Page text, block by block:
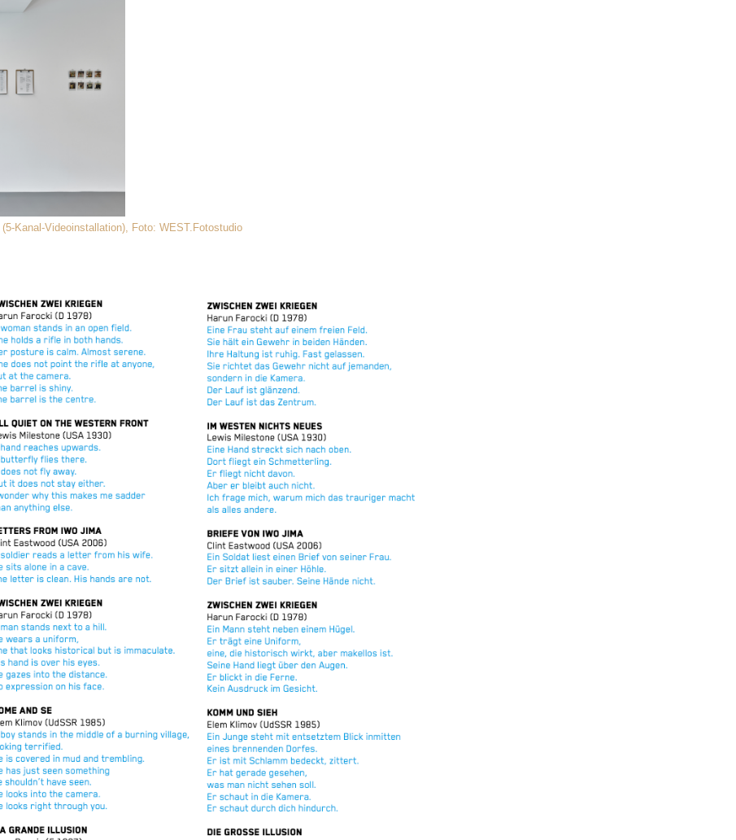
(5-Kanal-Videoinstallation), Foto: WEST.Fotostudio